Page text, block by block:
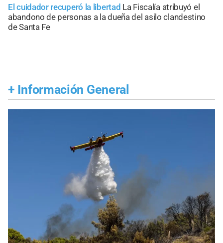
El cuidador recuperó la libertad La Fiscalía atribuyó el
abandono de personas a la dueña del asilo clandestino
de Santa Fe
+ Información General